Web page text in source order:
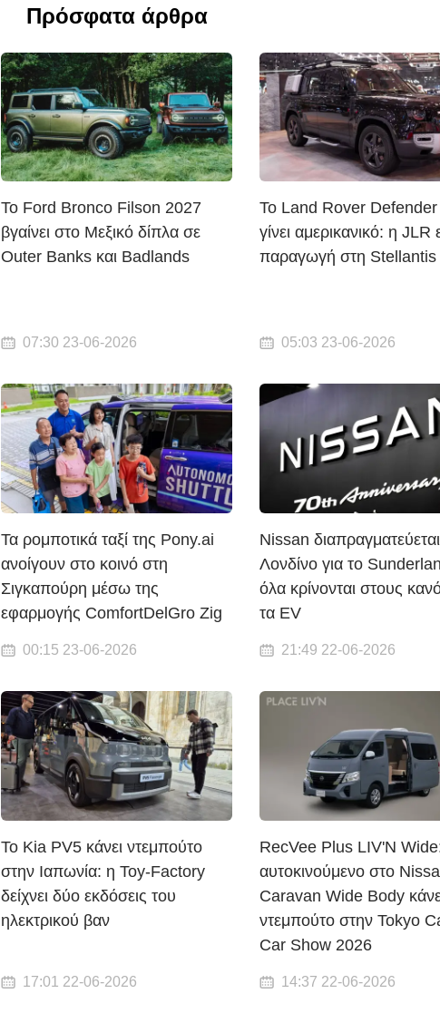
Πρόσφατα άρθρα
Το Ford Bronco Filson 2027
βγαίνει στο Μεξικό δίπλα σε
Outer Banks και Badlands
07:30 23-06-2026
Το Land Rover Defender
γίνει αμερικανικό: η JLR
παραγωγή στη Stellantis
05:03 23-06-2026
Τα ρομποτικά ταξί της Pony.ai
ανοίγουν στο κοινό στη
Σιγκαπούρη μέσω της
εφαρμογής ComfortDelGro Zig
00:15 23-06-2026
Nissan
Λονδίνο για το
όλα κρίνονται στους
τα EV
21:49 22-06-2026
Το Kia PV5 κάνει ντεμπούτο
στην Ιαπωνία: η Toy-Factory
δείχνει δύο εκδόσεις του
ηλεκτρικού βαν
17:01 22-06-2026
RecVee Plus LIV'N
αυτοκινούμενο στο
Caravan Wide Body
ντεμπούτο στην Tokyo
Car Show 2026
14:37 22-06-2026